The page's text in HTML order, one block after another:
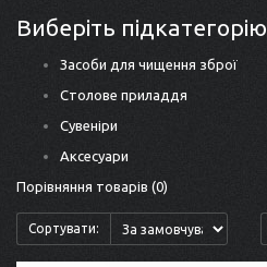
Виберіть підкатегорію
Засоби для чищення зброї
Столове приладдя
Сувеніри
Аксесуари
Порівняння товарів (0)
Сортувати: